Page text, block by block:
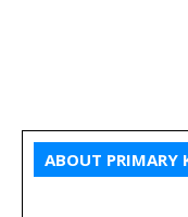
ABOUT PRIMARY